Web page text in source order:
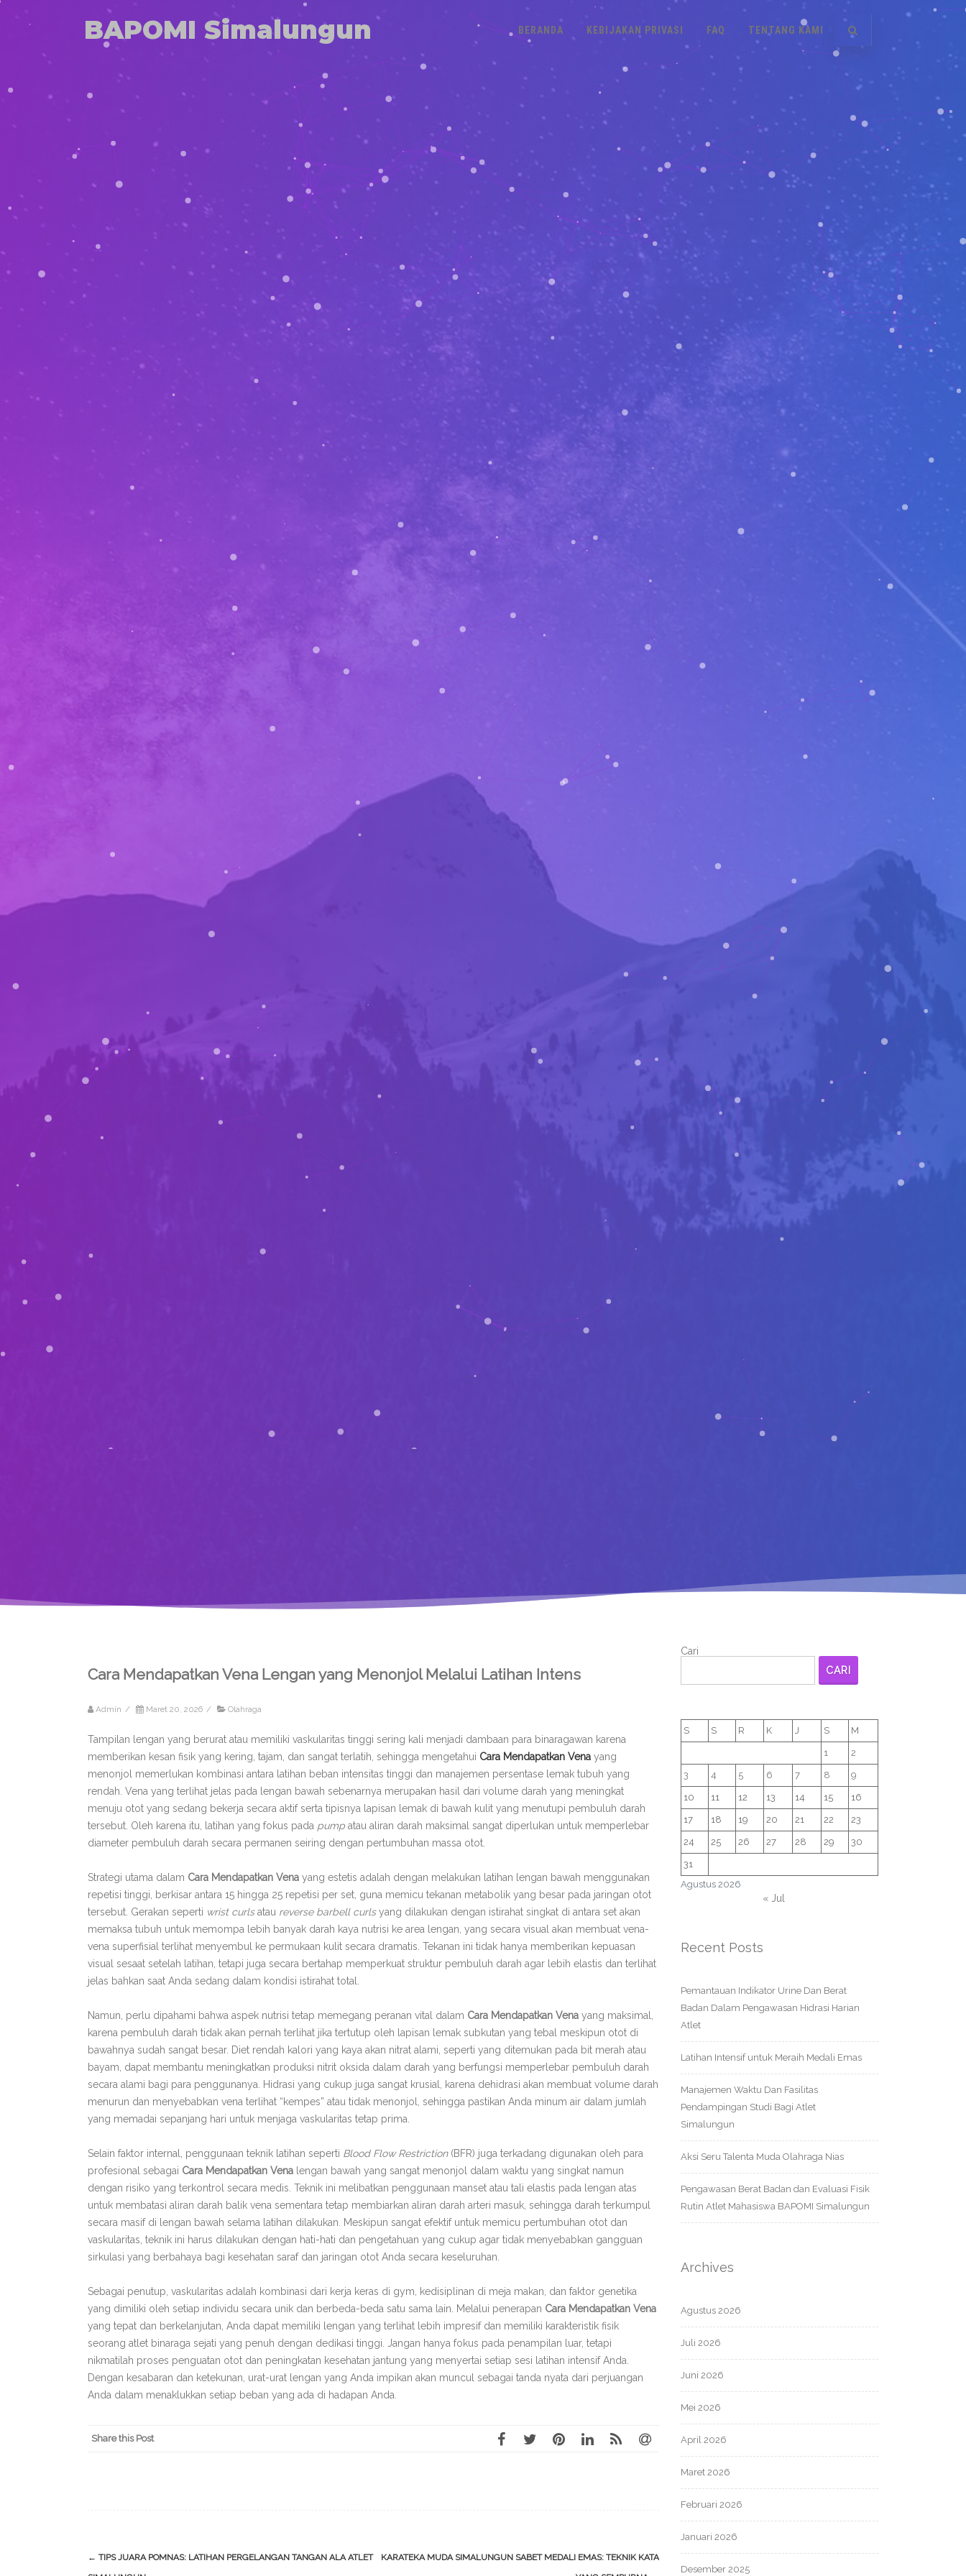
BAPOMI Simalungun BERANDA KEBIJAKAN PRIVASI FAQ TENTANG KAMI
Cara Mendapatkan Vena Lengan yang Menonjol Melalui Latihan Intens
Admin / Maret 20, 2026 / Olahraga
Tampilan lengan yang berurat atau memiliki vaskularitas tinggi sering kali menjadi dambaan para binaragawan karena
memberikan kesan fisik yang kering, tajam, dan sangat terlatih, sehingga mengetahui Cara Mendapatkan Vena yang
menonjol memerlukan kombinasi antara latihan beban intensitas tinggi dan manajemen persentase lemak tubuh yang
rendah. Vena yang terlihat jelas pada lengan bawah sebenarnya merupakan hasil dari volume darah yang meningkat
menuju otot yang sedang bekerja secara aktif serta tipisnya lapisan lemak di bawah kulit yang menutupi pembuluh darah
tersebut. Oleh karena itu, latihan yang fokus pada pump atau aliran darah maksimal sangat diperlukan untuk memperlebar
diameter pembuluh darah secara permanen seiring dengan pertumbuhan massa otot.
Strategi utama dalam Cara Mendapatkan Vena yang estetis adalah dengan melakukan latihan lengan bawah menggunakan
repetisi tinggi, berkisar antara 15 hingga 25 repetisi per set, guna memicu tekanan metabolik yang besar pada jaringan otot
tersebut. Gerakan seperti wrist curlsatau reverse barbell curlsyang dilakukan dengan istirahat singkat di antara set akan
memaksa tubuh untuk memompa lebih banyak darah kaya nutrisi ke area lengan, yang secara visual akan membuat vena-
vena superfisial terlihat menyembul ke permukaan kulit secara dramatis. Tekanan ini tidak hanya memberikan kepuasan
visual sesaat setelah latihan, tetapi juga secara bertahap memperkuat struktur pembuluh darah agar lebih elastis dan terlihat
jelas bahkan saat Anda sedang dalam kondisi istirahat total.
Namun, perlu dipahami bahwa aspek nutrisi tetap memegang peranan vital dalam Cara Mendapatkan Vena yang maksimal,
karena pembuluh darah tidak akan pernah terlihat jika tertutup oleh lapisan lemak subkutan yang tebal meskipun otot di
bawahnya sudah sangat besar. Diet rendah kalori yang kaya akan nitrat alami, seperti yang ditemukan pada bit merah atau
bayam, dapat membantu meningkatkan produksi nitrit oksida dalam darah yang berfungsi memperlebar pembuluh darah
secara alami bagi para penggunanya. Hidrasi yang cukup juga sangat krusial, karena dehidrasi akan membuat volume darah
menurun dan menyebabkan vena terlihat “kempes” atau tidak menonjol, sehingga pastikan Anda minum air dalam jumlah
yang memadai sepanjang hari untuk menjaga vaskularitas tetap prima.
Selain faktor internal, penggunaan teknik latihan seperti Blood Flow Restriction(BFR) juga terkadang digunakan oleh para
profesional sebagai Cara Mendapatkan Vena lengan bawah yang sangat menonjol dalam waktu yang singkat namun
dengan risiko yang terkontrol secara medis. Teknik ini melibatkan penggunaan manset atau tali elastis pada lengan atas
untuk membatasi aliran darah balik vena sementara tetap membiarkan aliran darah arteri masuk, sehingga darah terkumpul
secara masif di lengan bawah selama latihan dilakukan. Meskipun sangat efektif untuk memicu pertumbuhan otot dan
vaskularitas, teknik ini harus dilakukan dengan hati-hati dan pengetahuan yang cukup agar tidak menyebabkan gangguan
sirkulasi yang berbahaya bagi kesehatan saraf dan jaringan otot Anda secara keseluruhan.
Sebagai penutup, vaskularitas adalah kombinasi dari kerja keras di gym, kedisiplinan di meja makan, dan faktor genetika
yang dimiliki oleh setiap individu secara unik dan berbeda-beda satu sama lain. Melalui penerapan Cara Mendapatkan Vena
yang tepat dan berkelanjutan, Anda dapat memiliki lengan yang terlihat lebih impresif dan memiliki karakteristik fisik
seorang atlet binaraga sejati yang penuh dengan dedikasi tinggi. Jangan hanya fokus pada penampilan luar, tetapi
nikmatilah proses penguatan otot dan peningkatan kesehatan jantung yang menyertai setiap sesi latihan intensif Anda.
Dengan kesabaran dan ketekunan, urat-urat lengan yang Anda impikan akan muncul sebagai tanda nyata dari perjuangan
Anda dalam menaklukkan setiap beban yang ada di hadapan Anda.
Share this Post
Post
← TIPS JUARA POMNAS: LATIHAN PERGELANGAN TANGAN ALA ATLET
KARATEKA MUDA SIMALUNGUN SABET MEDALI EMAS: TEKNIK KATA
Cari
CARI
Agustus 2026
S S R K J S M
1 2
3 4 5 6 7 8 9
10 11 12 13 14 15 16
17 18 19 20 21 22 23
24 25 26 27 28 29 30
31
« Jul
Recent Posts
Pemantauan Indikator Urine Dan Berat
Badan Dalam Pengawasan Hidrasi Harian
Atlet
Latihan Intensif untuk Meraih Medali Emas
Manajemen Waktu Dan Fasilitas
Pendampingan Studi Bagi Atlet
Simalungun
Aksi Seru Talenta Muda Olahraga Nias
Pengawasan Berat Badan dan Evaluasi Fisik
Rutin Atlet Mahasiswa BAPOMI Simalungun
Archives
Agustus 2026
Juli 2026
Juni 2026
Mei 2026
April 2026
Maret 2026
Februari 2026
Januari 2026
Desember 2025